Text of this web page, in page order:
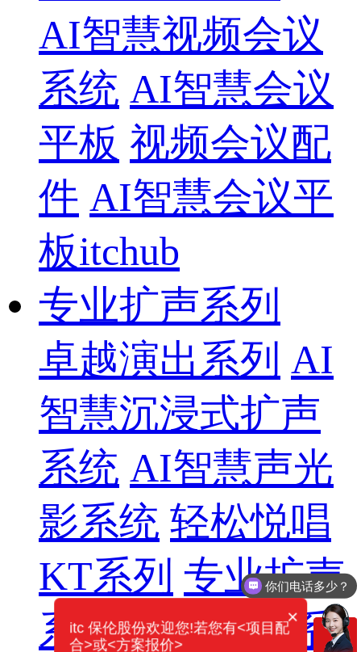
AI智慧视频会议
系统 AI智慧会议
平板 视频会议配
件 AI智慧会议平
板itchub
专业扩声系列
卓越演出系列 AI
智慧沉浸式扩声
系统 AI智慧声光
影系统 轻松悦唱
KT系列 专业扩声
系列 专业音箱系
你们电话多少？
需要产品报价
×
itc 保伦股份欢迎您!若您有<项目配
合>或<方案报价>